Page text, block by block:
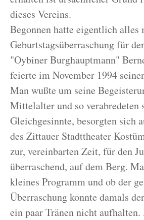
dieses Vereins.
Begonnen hatte eigentlich
Geburtstagsüberraschung für
"Oybiner Burghauptmann"
feierte im November 1994
Man wußte um seine
Mittelalter und so verabredeten
Gleichgesinnte, besorgten sich
des Zittauer Stadttheater
zur, vereinbarten Zeit, für den
überraschend, auf dem Berg.
kleines Programm und ob der
Überraschung konnte damals
ein paar Tränen nicht aufhalten.